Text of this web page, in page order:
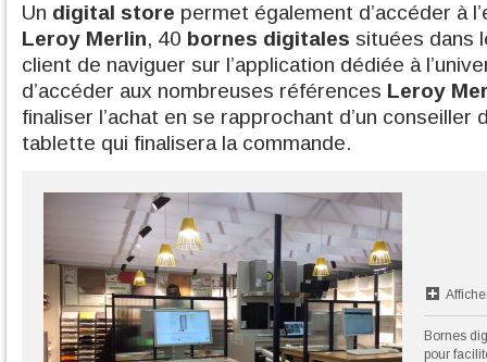
Un digital store permet également d’accéder à
Leroy Merlin, 40 bornes digitales situées dans
client de naviguer sur l’application dédiée à
d’accéder aux nombreuses références Leroy
finaliser l’achat en se rapprochant d’un conseiller
tablette qui finalisera la commande.
Bornes
pour